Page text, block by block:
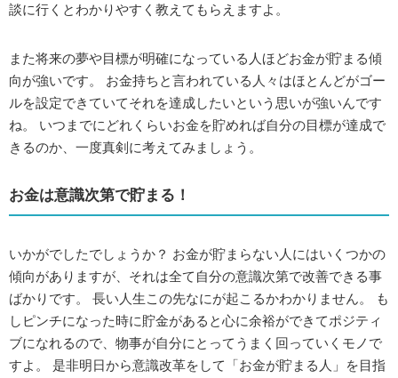
談に行くとわかりやすく教えてもらえますよ。
また将来の夢や目標が明確になっている人ほどお金が貯まる傾
向が強いです。 お金持ちと言われている人々はほとんどがゴー
ルを設定できていてそれを達成したいという思いが強いんです
ね。 いつまでにどれくらいお金を貯めれば自分の目標が達成で
きるのか、一度真剣に考えてみましょう。
お金は意識次第で貯まる！
いかがでしたでしょうか？ お金が貯まらない人にはいくつかの
傾向がありますが、それは全て自分の意識次第で改善できる事
ばかりです。 長い人生この先なにが起こるかわかりません。 も
しピンチになった時に貯金があると心に余裕ができてポジティ
ブになれるので、物事が自分にとってうまく回っていくモノで
すよ。 是非明日から意識改革をして「お金が貯まる人」を目指